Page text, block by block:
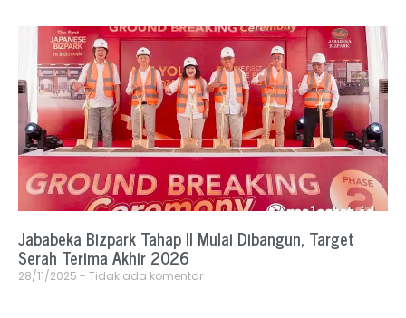
Jababeka Bizpark Tahap II Mulai Dibangun, Target
Serah Terima Akhir 2026
28/11/2025 Tidak ada komentar